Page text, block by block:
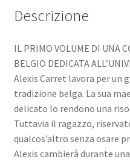
Descrizione
IL PRIMO VOLUME DI UNA
BELGIO DEDICATA
Alexis Carret lavora per un
tradizione belga. La sua
delicato lo rendono una
Tuttavia il ragazzo,
qualcos’altro senza osare
Alexis cambierà durante